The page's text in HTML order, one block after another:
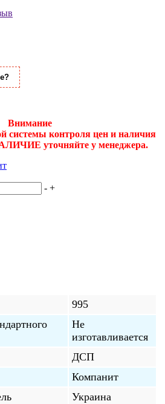
Внимание
системы контроля цен и наличия
уточняйте у менеджера.
- +
995
Не
изготавливается
ДСП
Компанит
Украина